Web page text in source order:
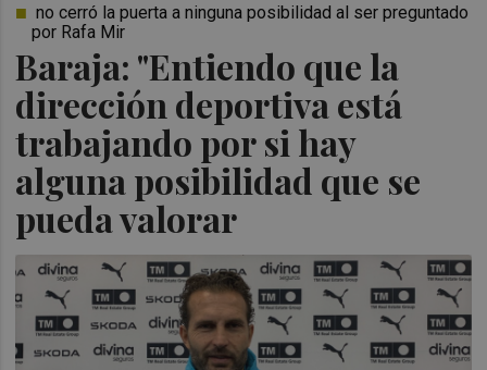
Baraja: "Entiendo que la
dirección deportiva está
trabajando por si hay
alguna posibilidad que se
pueda valorar
no cerró la puerta a ninguna posibilidad al ser preguntado
por Rafa Mir